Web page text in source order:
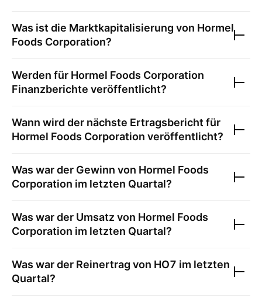
Was ist die Marktkapitalisierung von Hormel
Foods Corporation?
Werden für Hormel Foods Corporation
Finanzberichte veröffentlicht?
Wann wird der nächste Ertragsbericht für
Hormel Foods Corporation veröffentlicht?
Was war der Gewinn von Hormel Foods
Corporation im letzten Quartal?
Was war der Umsatz von Hormel Foods
Corporation im letzten Quartal?
Was war der Reinertrag von HO7 im letzten
Quartal?